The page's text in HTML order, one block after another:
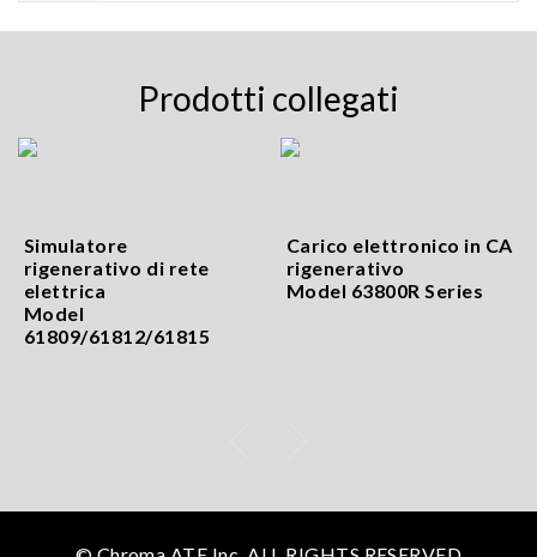
Prodotti collegati
Simulatore
rigenerativo di rete
elettrica
Model
61809/61812/61815
Carico elettronico in CA
rigenerativo
Model 63800R Series